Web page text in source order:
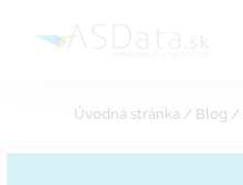
Úvodná stránka / Blog /